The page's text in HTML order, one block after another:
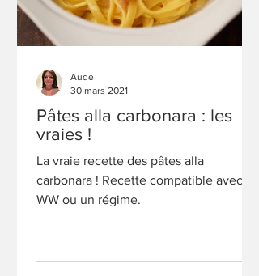
Pâtes alla carbonara : les
vraies !
La vraie recette des pâtes alla
carbonara ! Recette compatible avec
WW ou un régime.
Aude
30 mars 2021